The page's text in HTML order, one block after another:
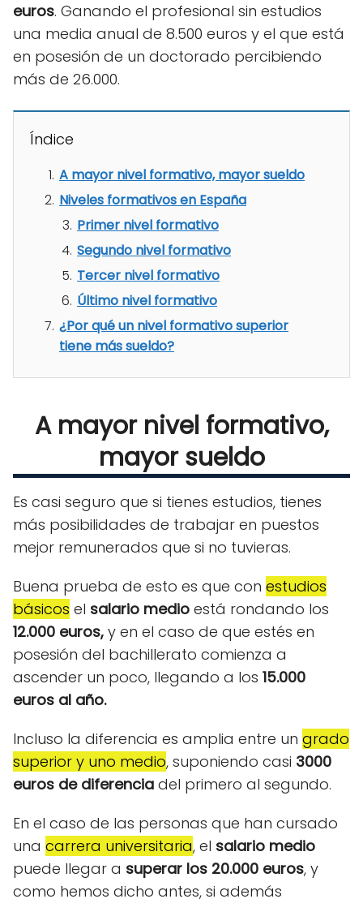
euros. Ganando el profesional sin estudios
una media anual de 8.500 euros y el que está
en posesión de un doctorado percibiendo
más de 26.000.
Índice
A mayor nivel formativo, mayor sueldo
Niveles formativos en España
Primer nivel formativo
Segundo nivel formativo
Tercer nivel formativo
Último nivel formativo
¿Por qué un nivel formativo superior
tiene más sueldo?
A mayor nivel formativo,
mayor sueldo
Es casi seguro que si tienes estudios, tienes
más posibilidades de trabajar en puestos
mejor remunerados que si no tuvieras.
Buena prueba de esto es que con estudios
básicos el salario medio está rondando los
12.000 euros, y en el caso de que estés en
posesión del bachillerato comienza a
ascender un poco, llegando a los 15.000
euros al año.
Incluso la diferencia es amplia entre un grado
superior y uno medio, suponiendo casi 3000
euros de diferencia del primero al segundo.
En el caso de las personas que han cursado
una carrera universitaria, el salario medio
puede llegar a superar los 20.000 euros, y
como hemos dicho antes, si además